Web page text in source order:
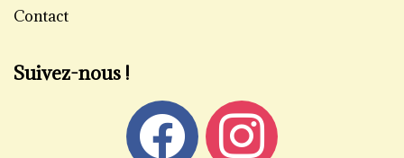
Contact
Suivez-nous !